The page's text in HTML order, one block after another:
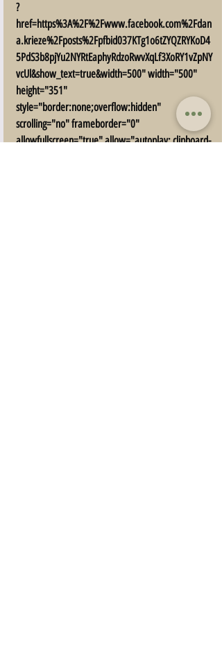
?
href=https%3A%2F%2Fwww.facebook.com%2Fdan
a.krieze%2Fposts%2Fpfbid037KTg1o6tZYQZRYKoD4
5PdS3b8pjYu2NYRtEaphyRdzoRwvXqLf3XoRY1vZpNY
vcUl&show_text=true&width=500" width="500"
height="351"
style="border:none;overflow:hidden"
scrolling="no" frameborder="0"
allowfullscreen="true" allow="autoplay; clipboard-